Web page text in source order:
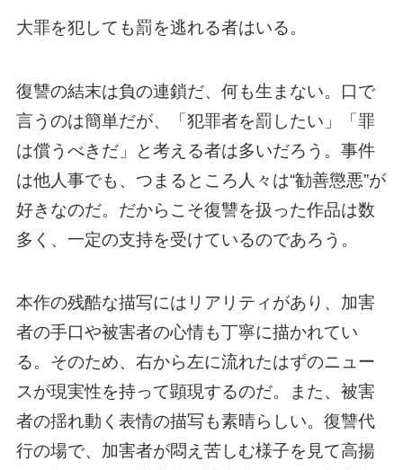
大罪を犯しても罰を逃れる者はいる。
復讐の結末は負の連鎖だ、何も生まない。口で
言うのは簡単だが、「犯罪者を罰したい」「罪
は償うべきだ」と考える者は多いだろう。事件
は他人事でも、つまるところ人々は“勧善懲悪”が
好きなのだ。だからこそ復讐を扱った作品は数
多く、一定の支持を受けているのであろう。
本作の残酷な描写にはリアリティがあり、加害
者の手口や被害者の心情も丁寧に描かれてい
る。そのため、右から左に流れたはずのニュー
スが現実性を持って顕現するのだ。また、被害
者の揺れ動く表情の描写も素晴らしい。復讐代
行の場で、加害者が悶え苦しむ様子を見て高揚